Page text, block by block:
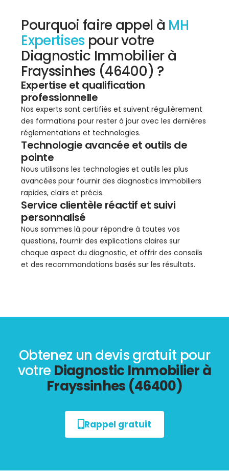
Pourquoi faire appel à MH
Expertises pour votre
Diagnostic Immobilier à
Frayssinhes (46400) ?
Expertise et qualification
professionnelle
Nos experts sont certifiés et suivent régulièrement
des formations pour rester à jour avec les dernières
réglementations et technologies.
Technologie avancée et outils de
pointe
Nous utilisons les technologies et outils les plus
avancées pour fournir des diagnostics immobiliers
rapides, clairs et précis.
Service clientèle réactif et suivi
personnalisé
Nous sommes là pour répondre à toutes vos
questions, fournir des explications claires sur
chaque aspect du diagnostic, et offrir des conseils
et des recommandations basés sur les résultats.
Obtenez un devis gratuit pour
votre Diagnostic Immobilier à
Frayssinhes (46400)
Rappel gratuit